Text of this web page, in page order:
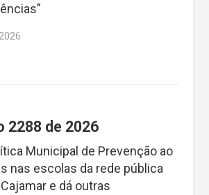
2288 de 2026
Municipal de Prevenção ao
nas escolas da rede pública
e dá outras